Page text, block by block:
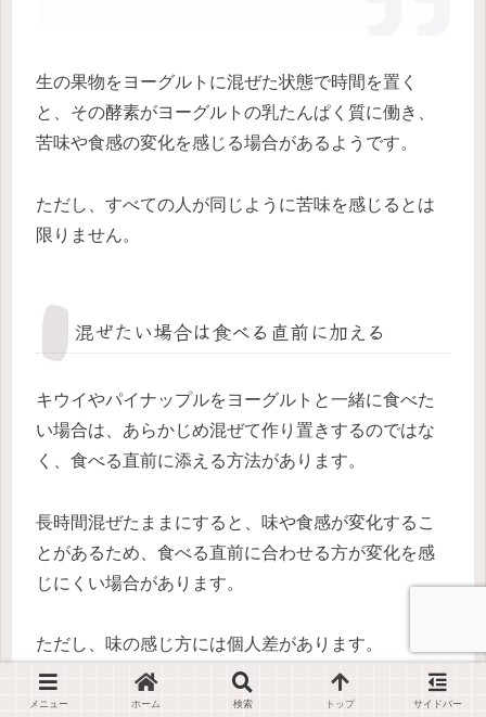
生の果物をヨーグルトに混ぜた状態で時間を置く
と、その酵素がヨーグルトの乳たんぱく質に働き、
苦味や食感の変化を感じる場合があるようです。
ただし、すべての人が同じように苦味を感じるとは
限りません。
混ぜたい場合は食べる直前に加える
キウイやパイナップルをヨーグルトと一緒に食べた
い場合は、あらかじめ混ぜて作り置きするのではな
く、食べる直前に添える方法があります。
長時間混ぜたままにすると、味や食感が変化するこ
とがあるため、食べる直前に合わせる方が変化を感
じにくい場合があります。
ただし、味の感じ方には個人差があります。
一緒に食べたい方は、まず少量を食べる直前に添え
メニュー ホーム 検索 トップ サイドバー